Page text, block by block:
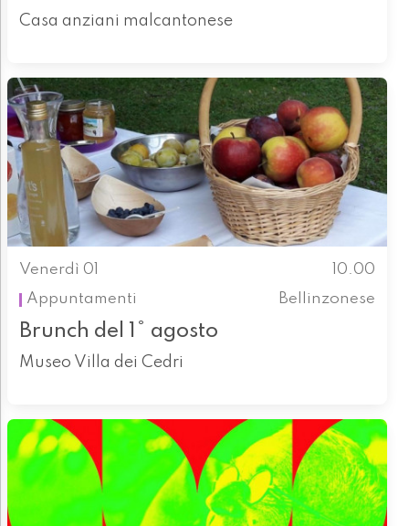
Casa anziani malcantonese
Venerdì 01
10.00
Appuntamenti
Bellinzonese
Brunch del 1° agosto
Museo Villa dei Cedri